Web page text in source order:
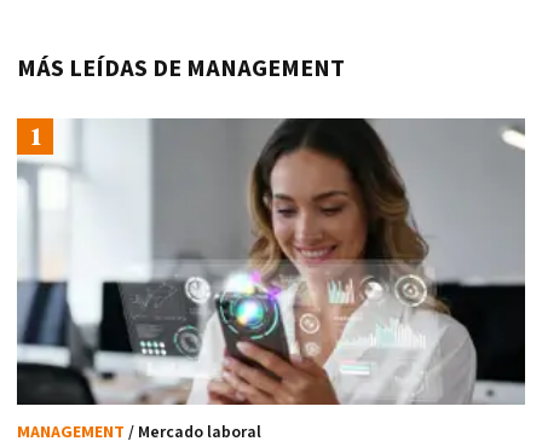
MÁS LEÍDAS DE MANAGEMENT
MANAGEMENT / Mercado laboral